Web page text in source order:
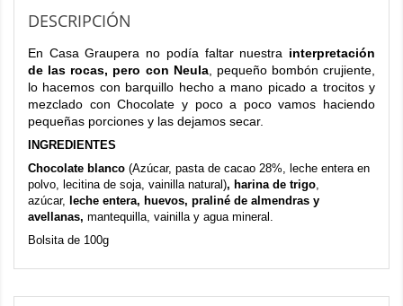
DESCRIPCIÓN
En Casa Graupera no podía faltar nuestra interpretación
de las rocas, pero con Neula, pequeño bombón crujiente,
lo hacemos con barquillo hecho a mano picado a trocitos y
mezclado con Chocolate y poco a poco vamos haciendo
pequeñas porciones y las dejamos secar.
INGREDIENTES
Chocolate blanco (Azúcar, pasta de cacao 28%, leche entera en
polvo, lecitina de soja, vainilla natural), harina de trigo
azúcar, leche entera, huevos, praliné de almendras y
avellanas, mantequilla, vainilla y agua mineral.
Bolsita de 100g